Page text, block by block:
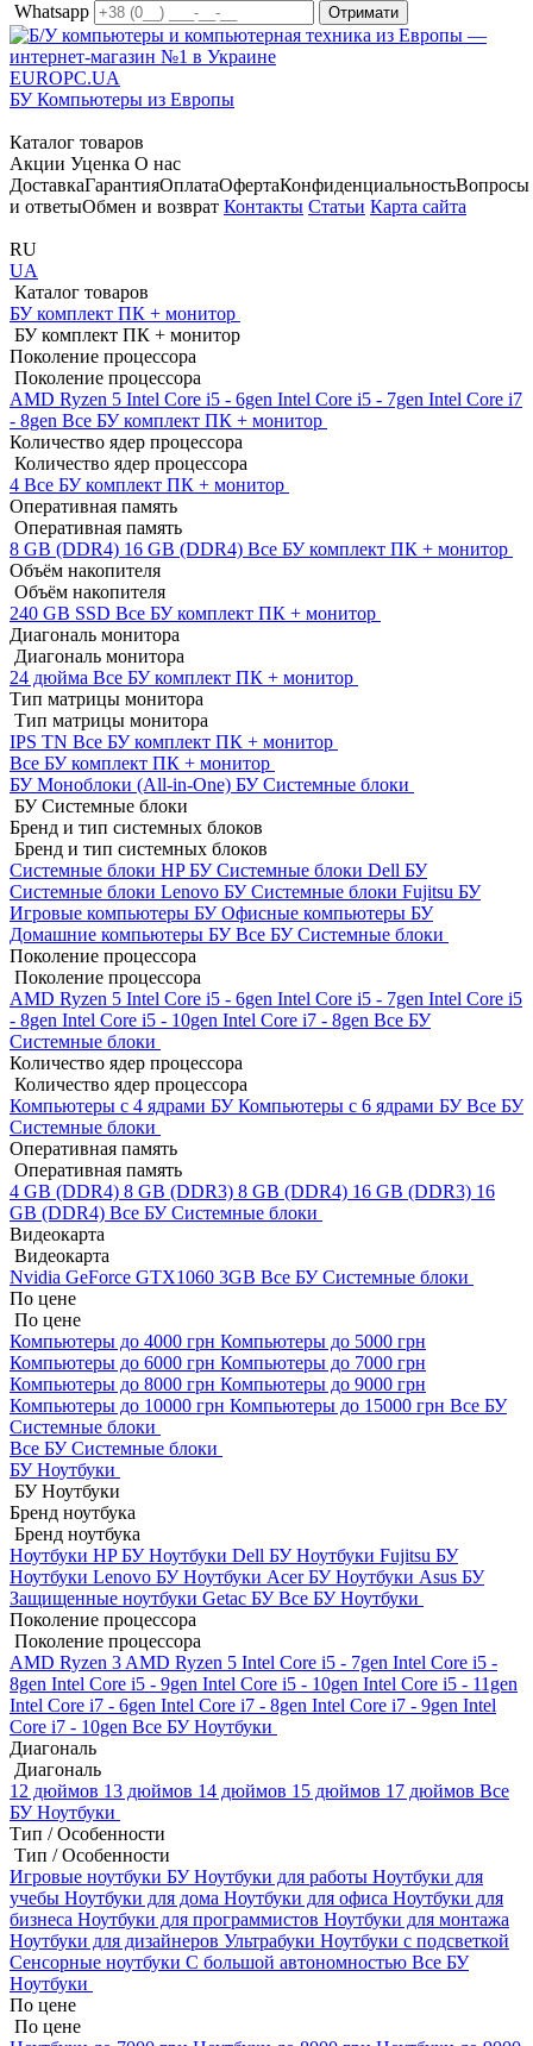
Whatsapp
EUROPC.UA
БУ Компьютеры из Европы
Каталог товаров
Акции Уценка О нас
ДоставкаГарантияОплатаОфертаКонфиденциальностьВопросы
и ответыОбмен и возврат Контакты Статьи Карта сайта
RU
UA
Каталог товаров
БУ комплект ПК + монитор
БУ комплект ПК + монитор
Поколение процессора
Поколение процессора
AMD Ryzen 5 Intel Core i5 - 6gen Intel Core i5 - 7gen Intel Core i7
- 8gen Все БУ комплект ПК + монитор
Количество ядер процессора
Количество ядер процессора
4 Все БУ комплект ПК + монитор
Оперативная память
Оперативная память
8 GB (DDR4) 16 GB (DDR4) Все БУ комплект ПК + монитор
Объём накопителя
Объём накопителя
240 GB SSD Все БУ комплект ПК + монитор
Диагональ монитора
Диагональ монитора
24 дюйма Все БУ комплект ПК + монитор
Тип матрицы монитора
Тип матрицы монитора
IPS TN Все БУ комплект ПК + монитор
Все БУ комплект ПК + монитор
БУ Моноблоки (All-in-One) БУ Системные блоки
БУ Системные блоки
Бренд и тип системных блоков
Бренд и тип системных блоков
Системные блоки HP БУСистемные блоки Dell БУ
Системные блоки Lenovo БУСистемные блоки Fujitsu БУ
Игровые компьютеры БУОфисные компьютеры БУ
Домашние компьютеры БУВсе БУ Системные блоки
Поколение процессора
Поколение процессора
AMD Ryzen 5 Intel Core i5 - 6gen Intel Core i5 - 7gen Intel Core i5
- 8gen Intel Core i5 - 10gen Intel Core i7 - 8gen Все БУ
Системные блоки
Количество ядер процессора
Количество ядер процессора
Компьютеры с 4 ядрами БУКомпьютеры с 6 ядрами БУВсе БУ
Системные блоки
Оперативная память
Оперативная память
4 GB (DDR4) 8 GB (DDR3) 8 GB (DDR4) 16 GB (DDR3) 16
GB (DDR4) Все БУ Системные блоки
Видеокарта
Видеокарта
Nvidia GeForce GTX1060 3GB Все БУ Системные блоки
По цене
По цене
Компьютеры до 4000 грн Компьютеры до 5000 грн
Компьютеры до 6000 грн Компьютеры до 7000 грн
Компьютеры до 8000 грн Компьютеры до 9000 грн
Компьютеры до 10000 грн Компьютеры до 15000 грн Все БУ
Системные блоки
Все БУ Системные блоки
БУ Ноутбуки
БУ Ноутбуки
Бренд ноутбука
Бренд ноутбука
Ноутбуки HP БУНоутбуки Dell БУНоутбуки Fujitsu БУ
Ноутбуки Lenovo БУНоутбуки Acer БУНоутбуки Asus БУ
Защищенные ноутбуки Getac БУВсе БУ Ноутбуки
Поколение процессора
Поколение процессора
AMD Ryzen 3 AMD Ryzen 5 Intel Core i5 - 7gen Intel Core i5 -
8gen Intel Core i5 - 9gen Intel Core i5 - 10gen Intel Core i5 - 11gen
Intel Core i7 - 6gen Intel Core i7 - 8gen Intel Core i7 - 9gen Intel
Core i7 - 10gen Все БУ Ноутбуки
Диагональ
Диагональ
12 дюймов 13 дюймов 14 дюймов 15 дюймов 17 дюймов Все
БУ Ноутбуки
Тип / Особенности
Тип / Особенности
Игровые ноутбуки БУНоутбуки для работы Ноутбуки для
учебы Ноутбуки для дома Ноутбуки для офиса Ноутбуки для
бизнеса Ноутбуки для программистов Ноутбуки для монтажа
Ноутбуки для дизайнеров Ультрабуки Ноутбуки с подсветкой
Сенсорные ноутбуки С большой автономностью Все БУ
Ноутбуки
По цене
По цене